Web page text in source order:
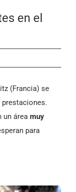
en el
(Francia) se
un área muy
para